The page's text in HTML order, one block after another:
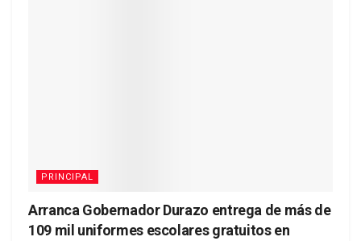
PRINCIPAL
Arranca Gobernador Durazo entrega de más de
109 mil uniformes escolares gratuitos en